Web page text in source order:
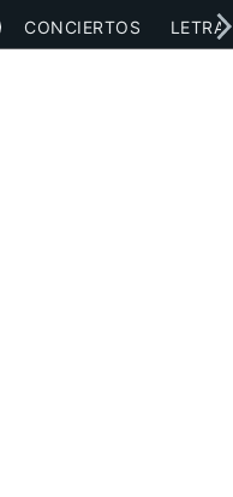
CONCIERTOS LETRAS